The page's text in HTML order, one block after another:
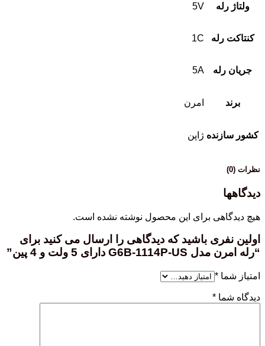
ولتاژ رله 5V
کنتاکت رله 1C
جریان رله 5A
برند امرن
کشور سازنده ژاپن
نظرات (0)
دیدگاهها
هیچ دیدگاهی برای این محصول نوشته نشده است.
اولین نفری باشید که دیدگاهی را ارسال می کنید برای
“رله امرن مدل G6B-1114P-US دارای 5 ولت و 4 پین”
امتیاز شما *
دیدگاه شما *